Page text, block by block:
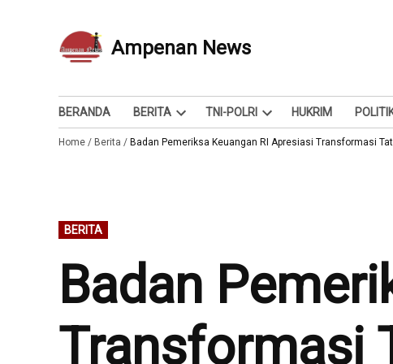
Ampenan News
Berita dan Info
BERANDA BERITA
Open
dropdown
TNI-POLRI
Open
dropdown
HUKRIM
Home / Berita / Badan Pemeriksa Keuangan RI Apresiasi Transformasi
POSTED
IN
BERITA
Badan
Transformasi